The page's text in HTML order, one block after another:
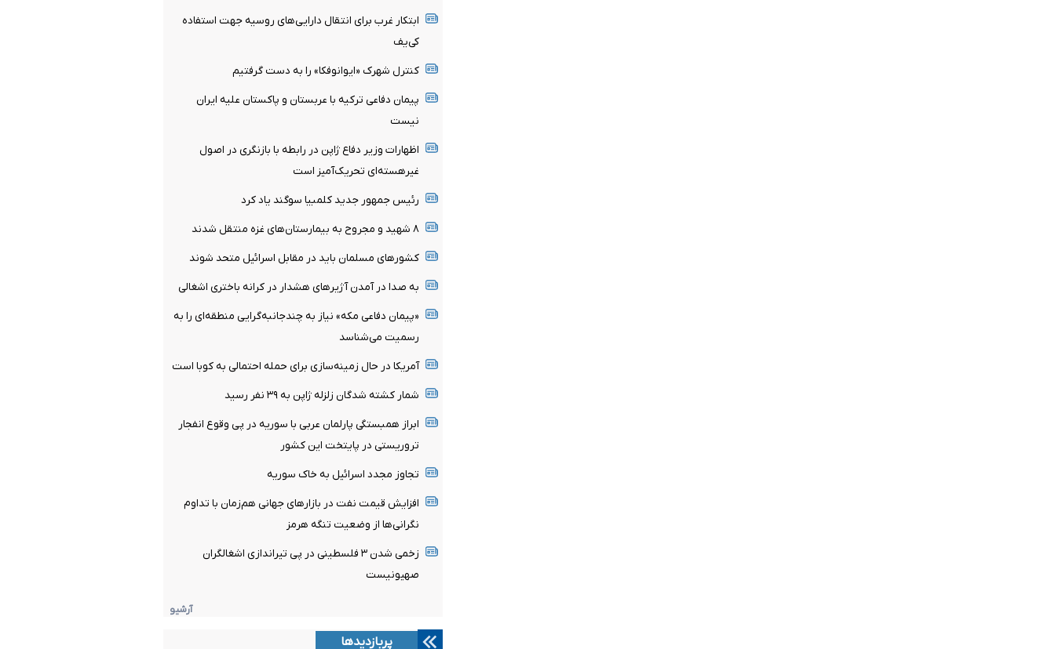
ابتکار غرب برای انتقال دارایی‌های روسیه جهت استفاده
کی‌یف
کنترل شهرک «ایوانوفکا» را به دست گرفتیم
پیمان دفاعی ترکیه با عربستان و پاکستان علیه ایران
نیست
اظهارات وزیر دفاع ژاپن در رابطه با بازنگری در اصول
غیرهسته‌ای تحریک‌آمیز است
رئیس جمهور جدید کلمبیا سوگند یاد کرد
۸ شهید و مجروح به بیمارستان‌های غزه منتقل شدند
کشورهای مسلمان باید در مقابل اسرائیل متحد شوند
به صدا در آمدن آژیرهای هشدار در کرانه باختری اشغالی
«پیمان دفاعی مکه» نیاز به چندجانبه‌گرایی منطقه‌ای را به
رسمیت می‌شناسد
آمریکا در حال زمینه‌سازی برای حمله احتمالی به کوبا است
شمار کشته شدگان زلزله ژاپن به ۳۹ نفر رسید
ابراز همبستگی پارلمان عربی با سوریه در پی وقوع ‌انفجار
تروریستی‌ در پایتخت این کشور
تجاوز مجدد اسرائیل به خاک سوریه
افزایش قیمت نفت در بازارهای جهانی هم‌زمان با تداوم
نگرانی‌ها از وضعیت تنگه هرمز
زخمی شدن ۳ فلسطینی در پی تیراندازی اشغالگران
صهیونیست
آرشیو
پربازدیدها